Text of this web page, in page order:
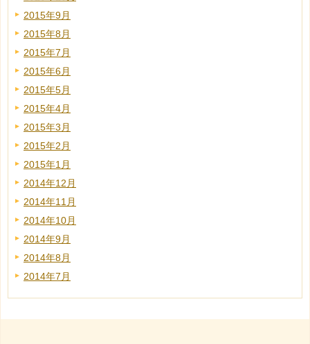
2015年9月
2015年8月
2015年7月
2015年6月
2015年5月
2015年4月
2015年3月
2015年2月
2015年1月
2014年12月
2014年11月
2014年10月
2014年9月
2014年8月
2014年7月